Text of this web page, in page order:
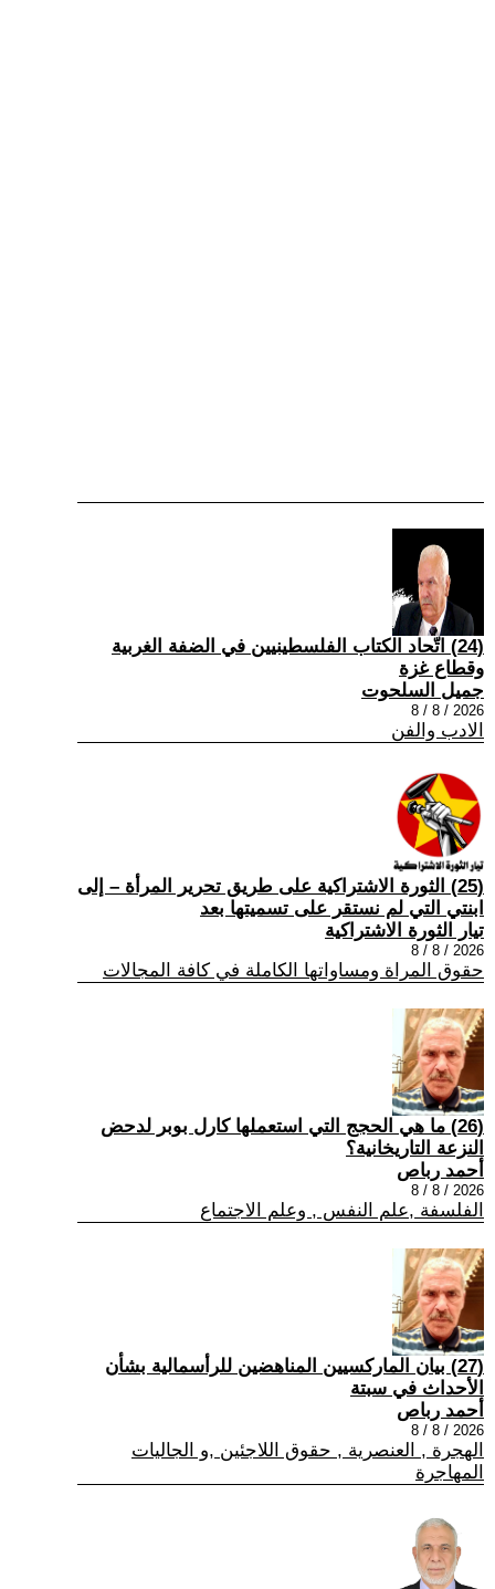
(24) اتّحاد الكتاب الفلسطينيين في الضفة الغربية
وقطاع غزة
جميل السلحوت
2026 / 8 / 8
الادب والفن
(25) الثورة الاشتراكية على طريق تحرير المرأة – إلى
ابنتي التي لم نستقر على تسميتها بعد
تيار الثورة الاشتراكية
2026 / 8 / 8
حقوق المراة ومساواتها الكاملة في كافة المجالات
(26) ما هي الحجج التي استعملها كارل بوبر لدحض
النزعة التاريخانية؟
أحمد رباص
2026 / 8 / 8
الفلسفة ,علم النفس , وعلم الاجتماع
(27) بيان الماركسيين المناهضين للرأسمالية بشأن
الأحداث في سبتة
أحمد رباص
2026 / 8 / 8
الهجرة , العنصرية , حقوق اللاجئين ,و الجاليات
المهاجرة